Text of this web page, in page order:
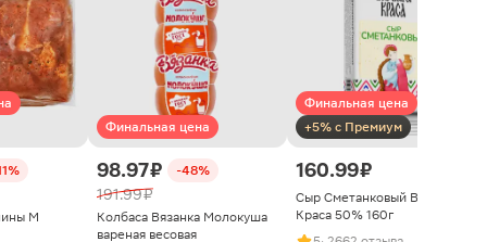
М
Финальная цена
98.97 ₽ -48%
191.99 ₽
Колбаса Вязанка Молокуша
вареная весовая
Финальная цена
+5% с Премиум
160.99 ₽
Сыр Сметанковый Варвара
Краса 50% 160г